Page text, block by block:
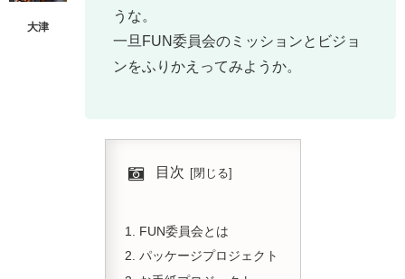
うな。
一旦FUN委員会のミッションとビジョ
ンをふりかえってみようか。
目次
FUN委員会とは
パッケージプロジェクト